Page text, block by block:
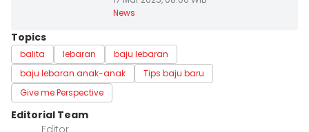
News
Topics
balita lebaran
baju lebaran
baju lebaran anak-anak
Tips baju baru
Give me Perspective
Editorial Team
Editor